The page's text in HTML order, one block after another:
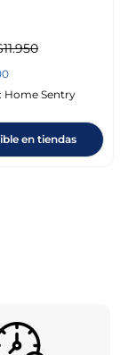
11.950
Home Sentry
en tiendas